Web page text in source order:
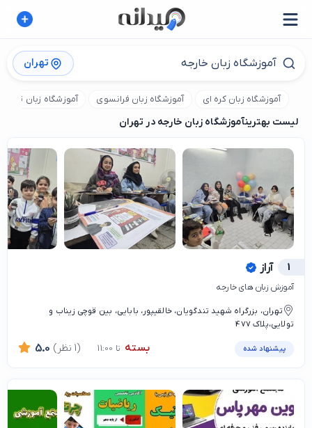
تهران
آموزشگاه زبان کره ای آموزشگاه زبان فرانسوی آموزشگاه زبان ترکی
لیست بهترینآموزشگاه زبان خارجه در تهران
1 آراز
آموزش زبان های خارجه
تهران، بزرگراه شهید تندگویان، خالقیپور، بابایی، بین قوچی زیناب و
تولایی،پلاک 477
پیشنهاد شده بسته تا 11:00 5.0 (1 نظر)